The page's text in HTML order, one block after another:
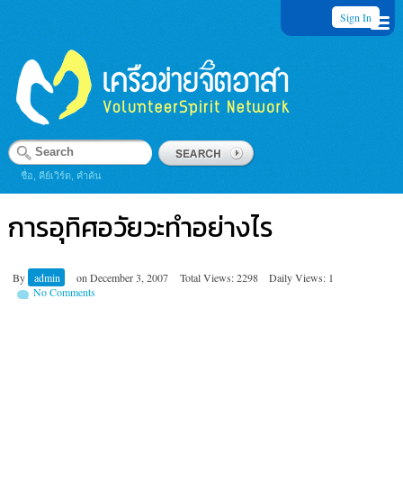
Sign In
ชื่อ, คีย์เวิร์ด, คำค้น
การอุทิศอวัยวะทำอย่างไร
By admin on December 3, 2007 Total Views: 2298
Daily Views: 1
No Comments